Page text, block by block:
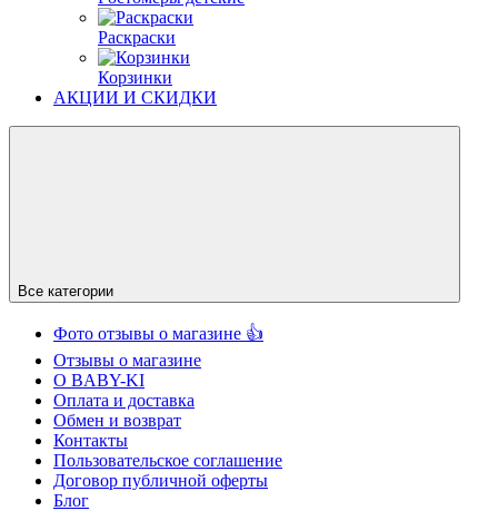
Раскраски
Корзинки
АКЦИИ И СКИДКИ
Все категории
Фото отзывы о магазине 👍
Отзывы о магазине
О BABY-KI
Оплата и доставка
Обмен и возврат
Контакты
Пользовательское соглашение
Договор публичной оферты
Блог